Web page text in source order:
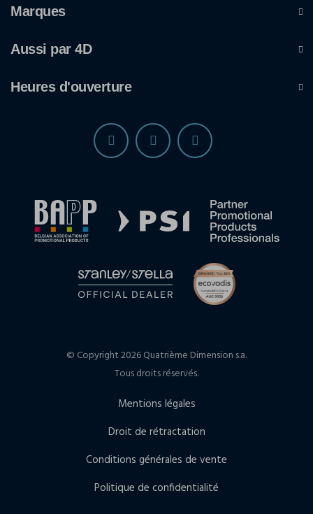
Marques
Aussi par 4D
Heures d'ouverture
© Copyright 2026 Quatrième Dimension s.a.
Tous droits réservés.
Mentions légales
Droit de rétractation
Conditions générales de vente
Politique de confidentialité